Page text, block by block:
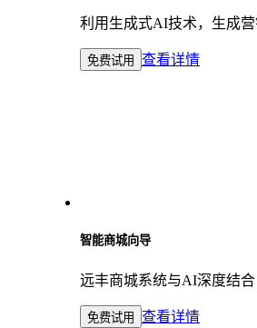
利用生成式AI技术，生成
免费试用 查看详情
智能商城向导
远丰商城系统与AI深度结
免费试用 查看详情